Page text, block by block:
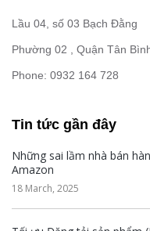
Lầu 04, số 03 Bạch Đằng
Phường 02 , Quận Tân
Phone: 0932 164 728
Tin tức gần đây
Những sai lầm nhà bán
Amazon
18 March, 2025